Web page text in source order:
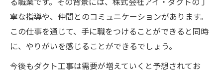
寧な指導や、仲間とのコミュニケーションがあります。
この仕事を通じて、手に職をつけることができると同時
に、やりがいを感じることができるでしょう。
今後もダクト工事は需要が増えていくと予想されてお